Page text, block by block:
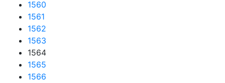
1560
1561
1562
1563
1564
1565
1566